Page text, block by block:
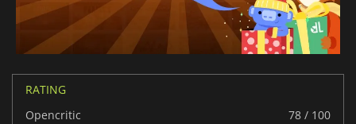
RATING
Opencritic
78 / 100